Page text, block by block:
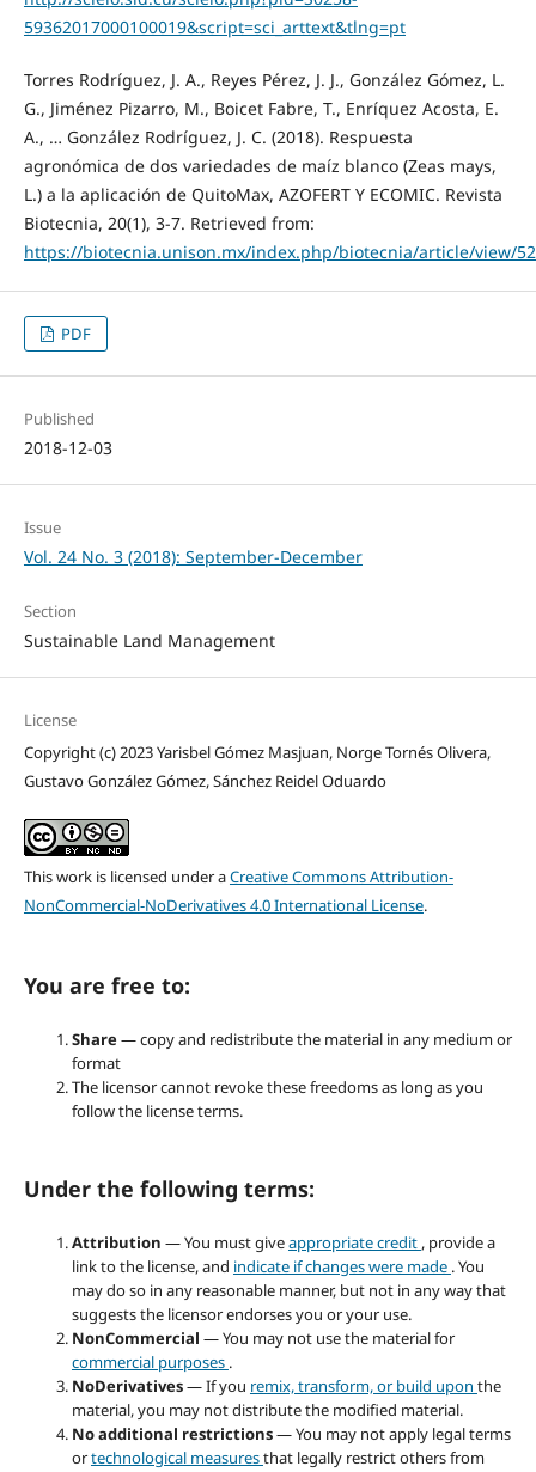
59362017000100019&script=sci_arttext&tlng=pt
Torres Rodríguez, J. A., Reyes Pérez, J. J., González Gómez, L.
G., Jiménez Pizarro, M., Boicet Fabre, T., Enríquez Acosta, E.
A., … González Rodríguez, J. C. (2018). Respuesta
agronómica de dos variedades de maíz blanco (Zeas mays,
L.) a la aplicación de QuitoMax, AZOFERT Y ECOMIC. Revista
Biotecnia, 20(1), 3-7. Retrieved from:
https://biotecnia.unison.mx/index.php/biotecnia/article/view/
PDF
Published
2018-12-03
Issue
Vol. 24 No. 3 (2018): September-December
Section
Sustainable Land Management
License
Copyright (c) 2023 Yarisbel Gómez Masjuan, Norge Tornés Olivera,
Gustavo González Gómez, Sánchez Reidel Oduardo
This work is licensed under aCreative Commons Attribution-
NonCommercial-NoDerivatives 4.0 International License.
You are free to:
Share— copy and redistribute the material in any medium or
format
The licensor cannot revoke these freedoms as long as you
follow the license terms.
Under the following terms:
Attribution — You must giveappropriate credit , provide a
link to the license, and indicate if changes were made . You
may do so in any reasonable manner, but not in any way that
suggests the licensor endorses you or your use.
NonCommercial — You may not use the material for
commercial purposes .
NoDerivatives— If you remix, transform, or build upon the
material, you may not distribute the modified material.
No additional restrictions— You may not apply legal terms
ortechnological measuresthat legally restrict others from